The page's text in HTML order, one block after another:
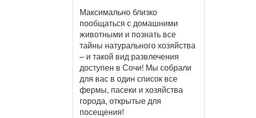
Максимально близко
пообщаться с домашними
животными и познать все
тайны натурального хозяйства
– и такой вид развлечения
доступен в Сочи! Мы собрали
для вас в один список все
фермы, пасеки и хозяйства
города, открытые для
посещения!